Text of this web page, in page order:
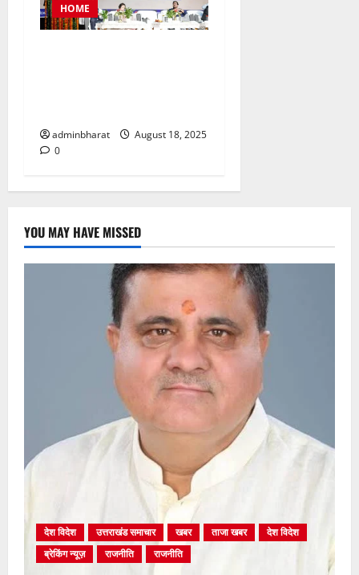
HOME
adminbharat
August 18, 2025
0
YOU MAY HAVE MISSED
देश विदेश उत्तराखंड समाचार खबर ताजा खबर
देश विदेश
ब्रेकिंग न्यूज़
राजनीति राजनीति